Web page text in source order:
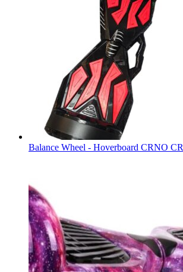
Balance Wheel - Hoverboard CRNO